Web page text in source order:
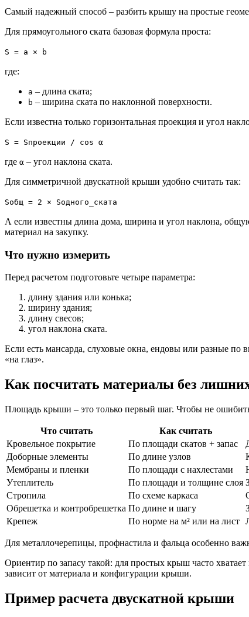
Самый надежный способ – разбить крышу на простые
Для прямоугольного ската базовая формула проста:
S = a × b
где:
a – длина ската;
b – ширина ската по наклонной поверхности.
Если известна только горизонтальная проекция и угол
S = Sпроекции / cos α
где α – угол наклона ската.
Для симметричной двускатной крыши удобно считать так:
Sобщ = 2 × Sодного_ската
А если известны длина дома, ширина и угол наклона,
материал на закупку.
Что нужно измерить
Перед расчетом подготовьте четыре параметра:
длину здания или конька;
ширину здания;
длину свесов;
угол наклона ската.
Если есть мансарда, слуховые окна, ендовы или разные
«на глаз».
Как посчитать материалы без
Площадь крыши – это только первый шаг. Чтобы не
Что считать Как считать
Кровельное покрытие
По площади скатов + запас
Доборные элементы
По длине узлов
Мембраны и пленки
По площади с нахлестами
Утеплитель
По площади и толщине слоя
Стропила
По схеме каркаса
Обрешетка и контробрешетка По длине и шагу
Крепеж
По норме на м² или на лист
Для металлочерепицы, профнастила и фальца особенно
Ориентир по запасу такой: для простых крыш часто
зависит от материала и конфигурации крыши.
Пример расчета двускатной крыши